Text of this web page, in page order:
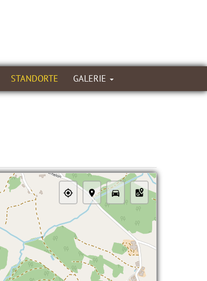
STANDORTE GALERIE